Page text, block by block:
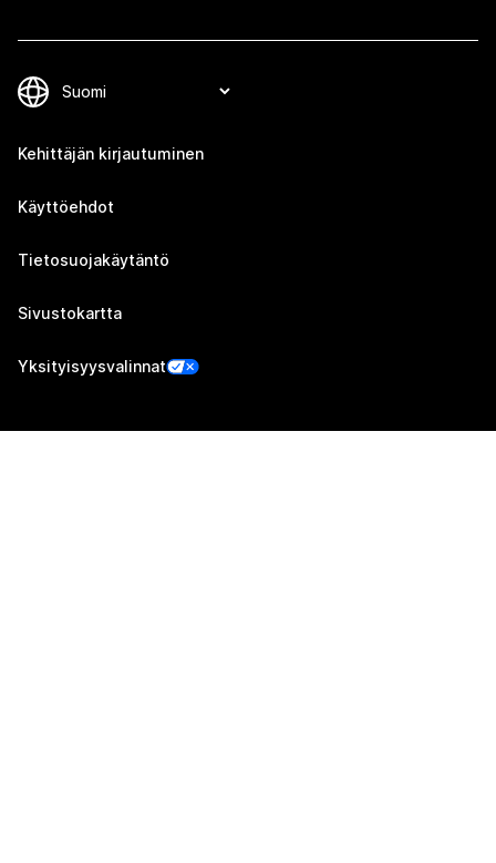
Kehittäjän kirjautuminen
Käyttöehdot
Tietosuojakäytäntö
Sivustokartta
Yksityisyysvalinnat